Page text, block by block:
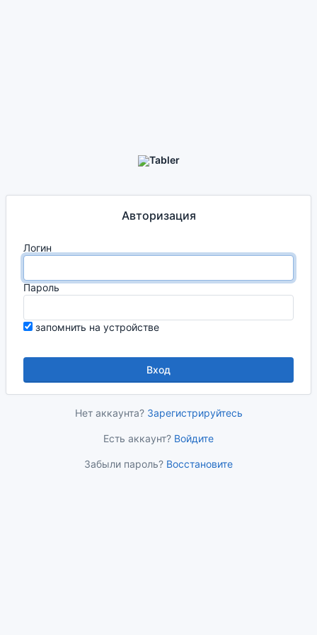
Авторизация
Логин
Пароль
запомнить на устройстве
Вход
Нет аккаунта? Зарегистрируйтесь
Есть аккаунт? Войдите
Забыли пароль? Восстановите